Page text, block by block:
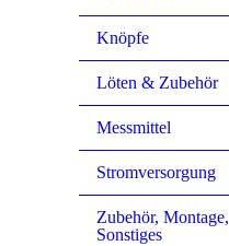
Knöpfe
Löten & Zubehör
Messmittel
Stromversorgung
Zubehör, Montage,
Sonstiges